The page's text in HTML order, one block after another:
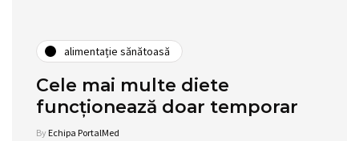
alimentație sănătoasă
Cele mai multe diete
funcționează doar temporar
By Echipa PortalMed